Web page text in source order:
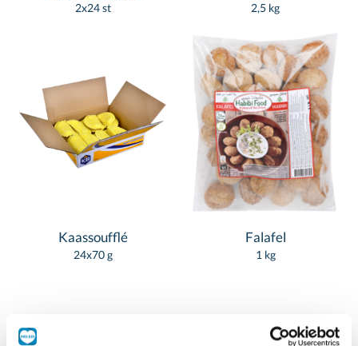
2x24 st 2,5 kg
Kaassoufflé
24x70 g
Falafel
1 kg